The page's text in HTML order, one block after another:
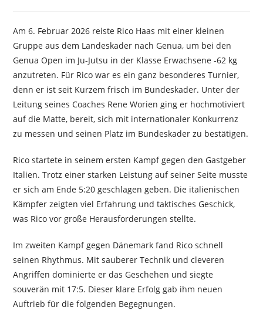
Am 6. Februar 2026 reiste Rico Haas mit einer kleinen
Gruppe aus dem Landeskader nach Genua, um bei den
Genua Open im Ju-Jutsu in der Klasse Erwachsene -62 kg
anzutreten. Für Rico war es ein ganz besonderes Turnier,
denn er ist seit Kurzem frisch im Bundeskader. Unter der
Leitung seines Coaches Rene Worien ging er hochmotiviert
auf die Matte, bereit, sich mit internationaler Konkurrenz
zu messen und seinen Platz im Bundeskader zu bestätigen.
Rico startete in seinem ersten Kampf gegen den Gastgeber
Italien. Trotz einer starken Leistung auf seiner Seite musste
er sich am Ende 5:20 geschlagen geben. Die italienischen
Kämpfer zeigten viel Erfahrung und taktisches Geschick,
was Rico vor große Herausforderungen stellte.
Im zweiten Kampf gegen Dänemark fand Rico schnell
seinen Rhythmus. Mit sauberer Technik und cleveren
Angriffen dominierte er das Geschehen und siegte
souverän mit 17:5. Dieser klare Erfolg gab ihm neuen
Auftrieb für die folgenden Begegnungen.